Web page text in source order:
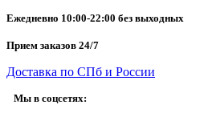
Ежедневно 10:00-22:00 без выходных
Прием заказов 24/7
Доставка по СПб и России
Мы в соцсетях: